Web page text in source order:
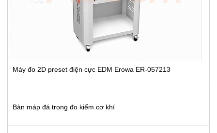
Máy đo 2D preset điện cực EDM Erowa ER-057213
Bàn máp đá trong đo kiểm cơ khí